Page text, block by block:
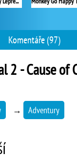
Komentáře (97)
2 - Cause of
→ Adventury